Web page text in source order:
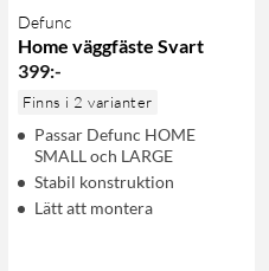
Defunc
Home väggfäste Svart
399:-
Finns i 2 varianter
Passar Defunc HOME
SMALL och LARGE
Stabil konstruktion
Lätt att montera